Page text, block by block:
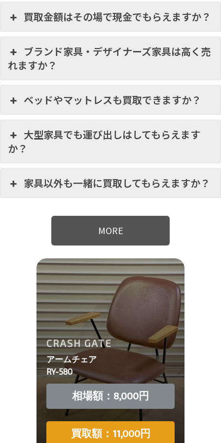
買取金額はその場で現金でもらえますか？
ブランド家具・デザイナーズ家具は高く売
れますか？
ベッドやマットレスも買取できますか？
大型家具でも運び出しはしてもらえます
か？
家具以外も一緒に買取してもらえますか？
MORE
CRASH GATE
アームチェア
RY-580
相場額：8,000円
買取額：11,000円